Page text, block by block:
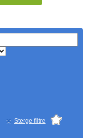
Sterge filtre